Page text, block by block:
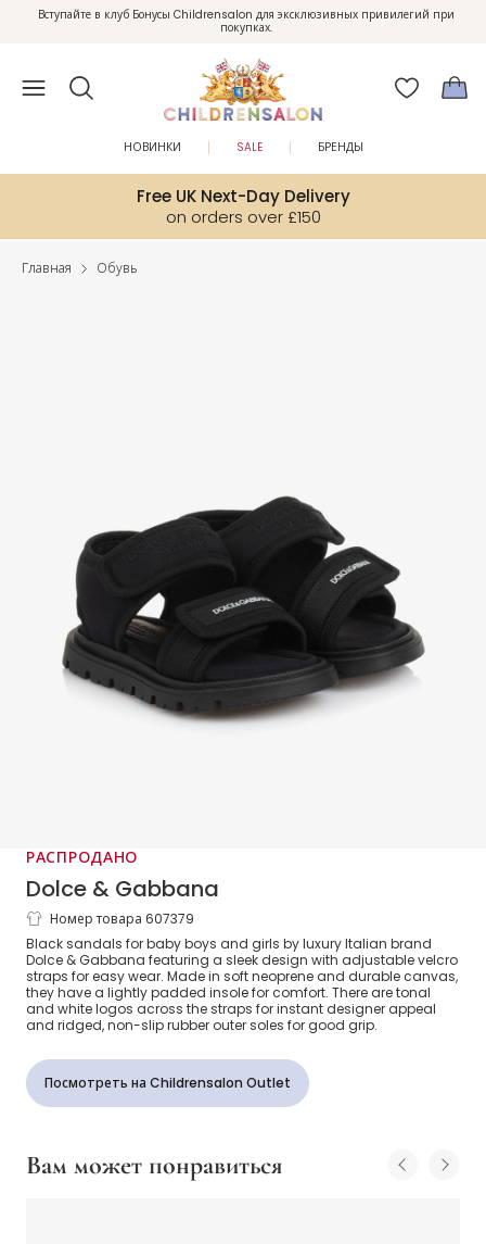
Enjoy 10% off your first order as a little welcome gift. Sign up here.
Вступайте в клуб Бонусы Childrensalon для эксклюзивных привилегий при
покупках.
Free UK Next-Day Delivery
on orders over £150
НОВИНКИ SALE БРЕНДЫ
Главная Обувь
РАСПРОДАНО
Dolce & Gabbana
Black Velcro Baby Sandals
Номер товара 607379
Black sandals for baby boys and girls by luxury Italian brand
Dolce & Gabbana featuring a sleek design with adjustable velcro
straps for easy wear. Made in soft neoprene and durable canvas,
they have a lightly padded insole for comfort. There are tonal
and white logos across the straps for instant designer appeal
and ridged, non-slip rubber outer soles for good grip.
Посмотреть на Childrensalon Outlet
Вам может понравиться